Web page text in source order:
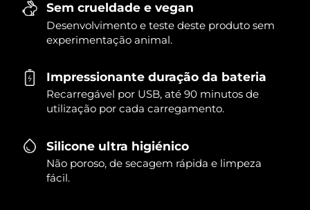
Sem crueldade e vegan
Desenvolvimento e teste deste produto sem
experimentação animal.
Impressionante duração da bateria
Recarregável por USB, até 90 minutos de
utilização por cada carregamento.
Silicone ultra higiénico
Não poroso, de secagem rápida e limpeza
fácil.